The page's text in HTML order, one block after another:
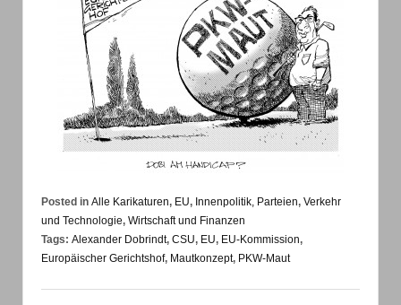
Posted in Alle Karikaturen, EU, Innenpolitik, Parteien, Verkehr
und Technologie, Wirtschaft und Finanzen
Tags: Alexander Dobrindt, CSU, EU, EU-Kommission,
Europäischer Gerichtshof, Mautkonzept, PKW-Maut